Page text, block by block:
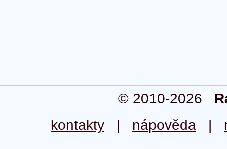
© 2010-2026
kontakty | nápověda |